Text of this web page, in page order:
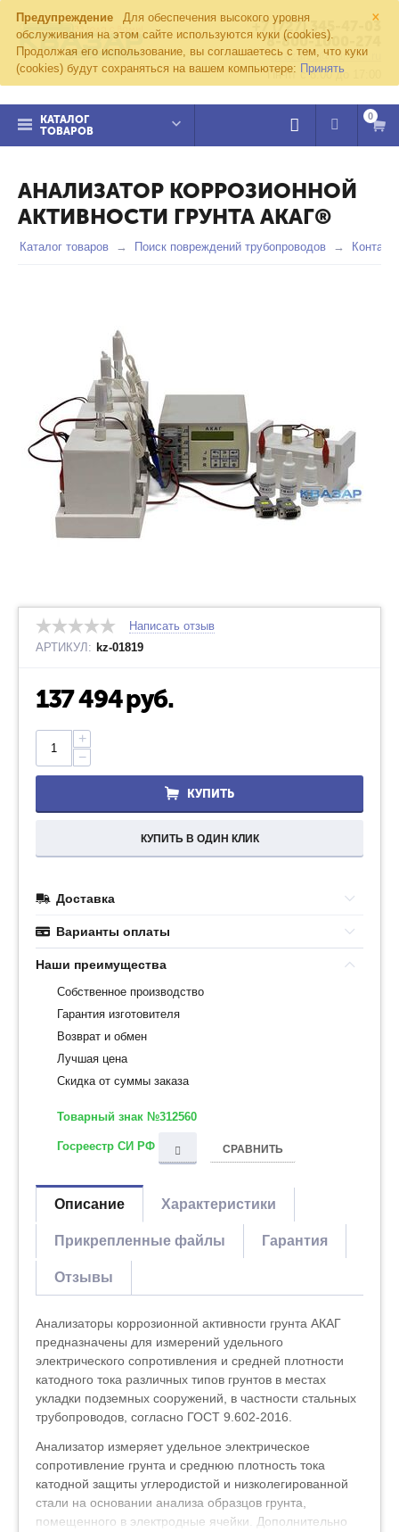
×
Предупреждение
Для обеспечения высокого уровня
обслуживания на этом сайте используются куки (cookies).
Продолжая его использование, вы соглашаетесь с тем, что куки
(cookies) будут сохраняться на вашем компьютере: Принять
+7 (727) 345-47-03
8-800-1000-274
kvazar91@yandex.ru
Пн-пт с 8:00 до 17:00
КАТАЛОГ
ТОВАРОВ
0
АНАЛИЗАТОР КОРРОЗИОННОЙ
АКТИВНОСТИ ГРУНТА АКАГ®
Каталог товаров Поиск повреждений трубопроводов
Написать отзыв
АРТИКУЛ: kz-01819
137 494руб.
+
−
КУПИТЬ
КУПИТЬ В ОДИН КЛИК
Доставка
Варианты оплаты
Наши преимущества
Собственное производство
Гарантия изготовителя
Возврат и обмен
Лучшая цена
Скидка от суммы заказа
Товарный знак №312560
Госреестр СИ РФ СРАВНИТЬ
Описание Характеристики
Прикрепленные файлы Гарантия
Отзывы
Анализаторы коррозионной активности грунта АКАГ
предназначены для измерений удельного
электрического сопротивления и средней плотности
катодного тока различных типов грунтов в местах
укладки подземных сооружений, в частности стальных
трубопроводов, согласно ГОСТ 9.602-2016.
Анализатор измеряет удельное электрическое
сопротивление грунта и среднюю плотность тока
катодной защиты углеродистой и низколегированной
стали на основании анализа образцов грунта,
помещенного в электродные ячейки. Дополнительно